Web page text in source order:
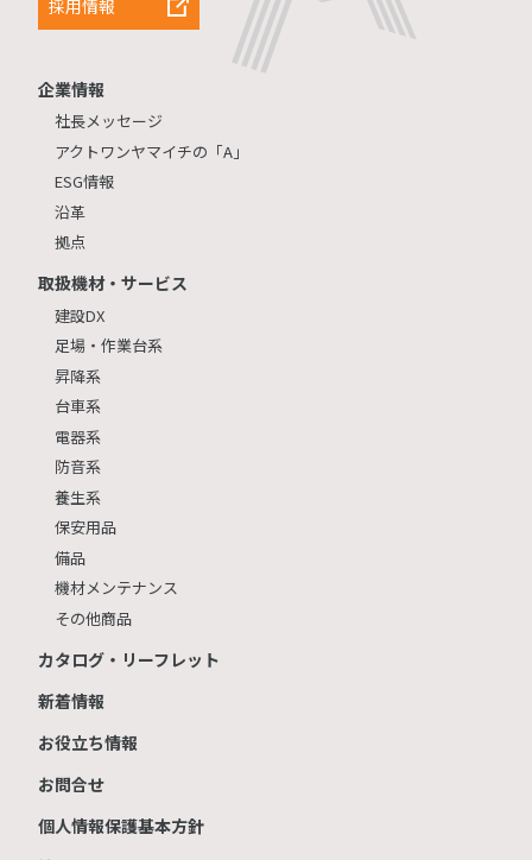
採用情報
企業情報
社長メッセージ
アクトワンヤマイチの「A」
ESG情報
沿革
拠点
取扱機材・サービス
建設DX
足場・作業台系
昇降系
台車系
電器系
防音系
養生系
保安用品
備品
機材メンテナンス
その他商品
カタログ・リーフレット
新着情報
お役立ち情報
お問合せ
個人情報保護基本方針